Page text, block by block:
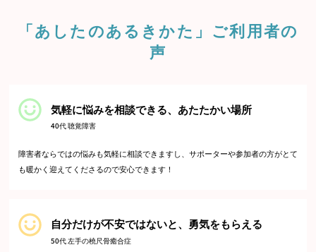
「あしたのあるきかた」ご利用者の
声
気軽に悩みを相談できる、あたたかい場所
40代 聴覚障害
障害者ならではの悩みも気軽に相談できますし、サポーターや参加者の方がとて
も暖かく迎えてくださるので安心できます！
自分だけが不安ではないと、勇気をもらえる
50代 左手の橈尺骨癒合症